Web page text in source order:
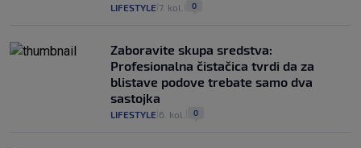
LIFESTYLE 7. kol. 0
Zaboravite skupa sredstva:
Profesionalna čistačica tvrdi da za
blistave podove trebate samo dva
sastojka
LIFESTYLE 6. kol. 0